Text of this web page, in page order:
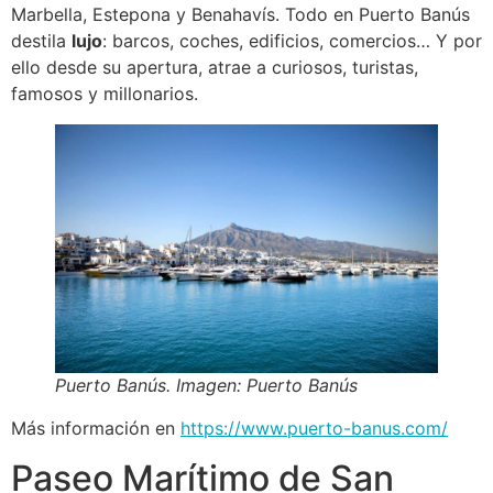
Marbella, Estepona y Benahavís. Todo en Puerto Banús
destila lujo: barcos, coches, edificios, comercios… Y por
ello desde su apertura, atrae a curiosos, turistas,
famosos y millonarios.
Puerto Banús. Imagen: Puerto Banús
Más información en https://www.puerto-banus.com/
Paseo Marítimo de San